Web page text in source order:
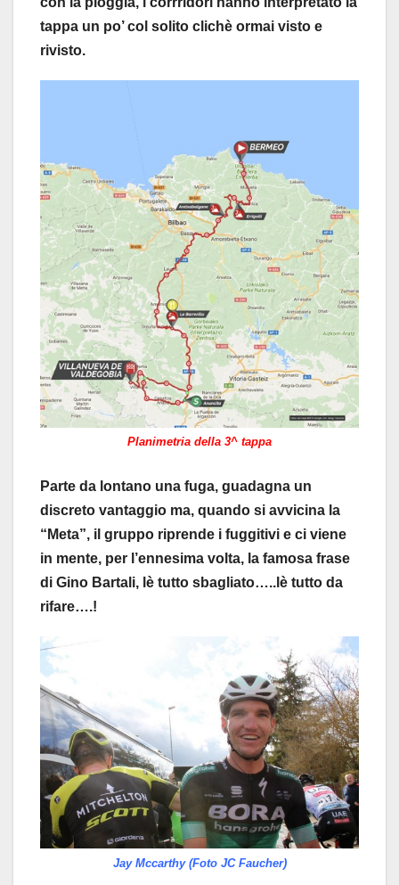
tappa un po’ col solito clichè ormai visto e
rivisto.
Planimetria della 3^ tappa
Parte da lontano una fuga, guadagna un
discreto vantaggio ma, quando si avvicina la
“Meta”, il gruppo riprende i fuggitivi e ci viene
in mente, per l’ennesima volta, la famosa frase
di Gino Bartali, lè tutto sbagliato…..lè tutto da
rifare….!
Jay Mccarthy (Foto JC Faucher)